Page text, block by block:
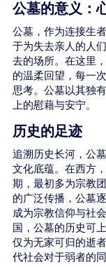
公墓的意义：
公墓，作为连接生
于为失去亲人的人
去的场所。在这里
的温柔回望，每一
思考。公墓以其独
上的慰藉与安宁。
历史的足迹
追溯历史长河，公
文化底蕴。在西方
期，最初多为宗教
的广泛传播，公墓
成为宗教信仰与社
国，公墓的历史可
仅为无家可归的逝
代社会对于弱者的同